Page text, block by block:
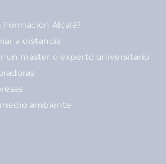
Alcalá?
a distancia
un máster o experto universitario
ambiente